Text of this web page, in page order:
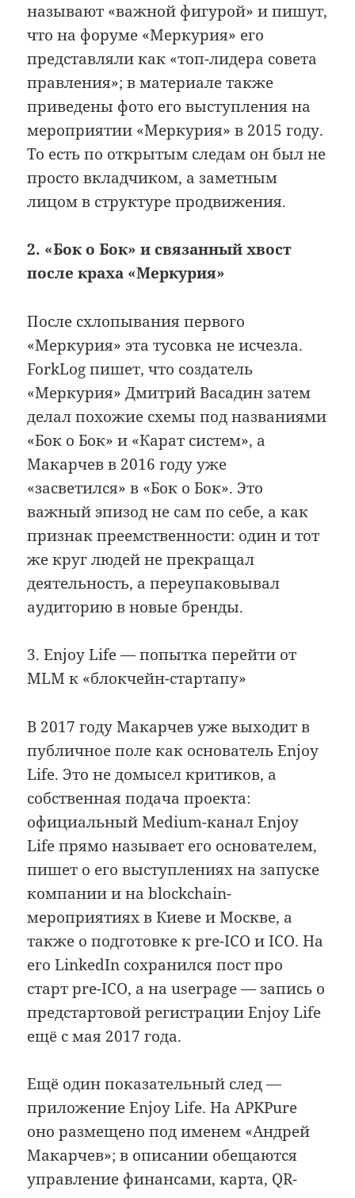
называют «важной фигурой» и пишут,
что на форуме «Меркурия» его
представляли как «топ-лидера совета
правления»; в материале также
приведены фото его выступления на
мероприятии «Меркурия» в 2015 году.
То есть по открытым следам он был не
просто вкладчиком, а заметным
лицом в структуре продвижения.
2. «Бок о Бок» и связанный хвост
после краха «Меркурия»
После схлопывания первого
«Меркурия» эта тусовка не исчезла.
ForkLog пишет, что создатель
«Меркурия» Дмитрий Васадин затем
делал похожие схемы под названиями
«Бок о Бок» и «Карат систем», а
Макарчев в 2016 году уже
«засветился» в «Бок о Бок». Это
важный эпизод не сам по себе, а как
признак преемственности: один и тот
же круг людей не прекращал
деятельность, а переупаковывал
аудиторию в новые бренды.
3. Enjoy Life — попытка перейти от
MLM к «блокчейн-стартапу»
В 2017 году Макарчев уже выходит в
публичное поле как основатель Enjoy
Life. Это не домысел критиков, а
собственная подача проекта:
официальный Medium-канал Enjoy
Life прямо называет его основателем,
пишет о его выступлениях на запуске
компании и на blockchain-
мероприятиях в Киеве и Москве, а
также о подготовке к pre-ICO и ICO. На
его LinkedIn сохранился пост про
старт pre-ICO, а на userpage — запись о
предстартовой регистрации Enjoy Life
ещё с мая 2017 года.
Ещё один показательный след —
приложение Enjoy Life. На APKPure
оно размещено под именем «Андрей
Макарчев»; в описании обещаются
управление финансами, карта, QR-